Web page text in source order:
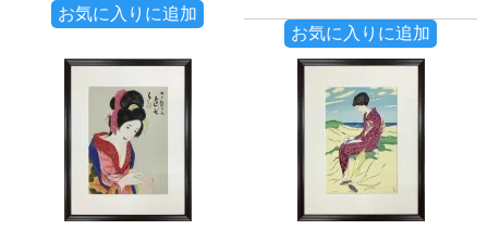
お気に入りに追加
お気に入りに追加